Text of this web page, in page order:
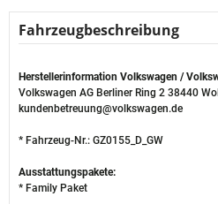
Fahrzeugbeschreibung
Herstellerinformation Volkswagen /
Volkswagen AG Berliner Ring 2 38440
kundenbetreuung@volkswagen.de
* Fahrzeug-Nr.: GZ0155_D_GW
Ausstattungspakete:
* Family Paket